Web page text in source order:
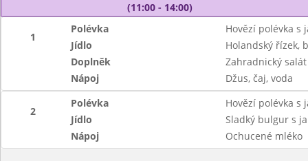
(11:00 - 14:00)
1
Polévka
Hovězí polévka
Jídlo
Holandský řízek,
Doplněk
Zahradnický salát
Nápoj
Džus, čaj, voda
2
Polévka
Hovězí polévka
Jídlo
Sladký bulgur s
Nápoj
Ochucené mléko